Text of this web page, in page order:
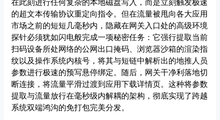
的超文本传输协议重定向指令。但在流量被甩向各大应用
市场之前的短短几毫秒内，隐藏在网关入口处的高级环境
探针必须犹如闪电般完成一项秘密任务：它强行提取当前
扫码设备所处网络的公网出口掩码、浏览器沙箱的渲染指
纹以及操作系统内核号，将其与短链中解析出的地推人员
参数进行极速的预写悬停绑定。随后，网关干净利落地切
断连接，将流量平滑过渡到应用下载详情页。这种将参数
提取与流量放行在毫秒级内解耦的架构，彻底实现了跨越
系统双端鸿沟的免打包完美分发。